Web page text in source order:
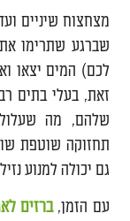
מצחצוח שיניים
שברגע שתרימו את
לכם) המים יצאו
זאת, בעלי בתים
שלהם, מה שעלול
תחזוקה שוטפת
גם יכולה למנוע
עם הזמן,ברזים